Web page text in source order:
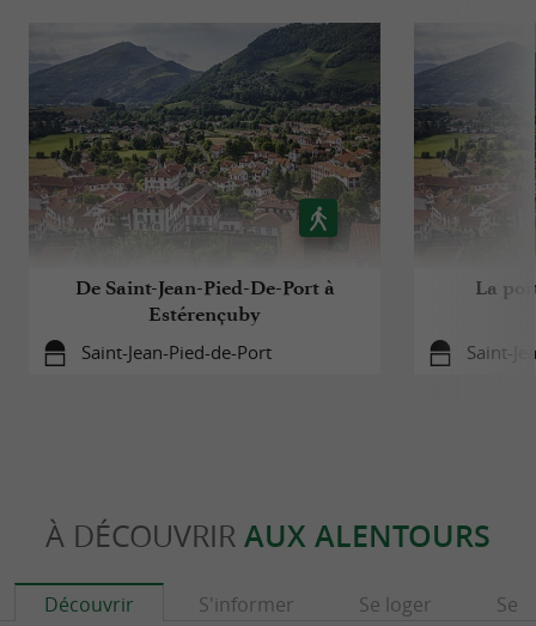
De Saint-Jean-Pied-De-Port à
Estérençuby
Saint-Jean-Pied-de-Port
La
Saint-
À DÉCOUVRIR AUX ALENTOURS
Découvrir S'informer Se loger Se